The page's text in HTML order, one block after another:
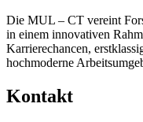
Die MUL – CT vereint
in einem innovativen
Karrierechancen,
hochmoderne
Kontakt